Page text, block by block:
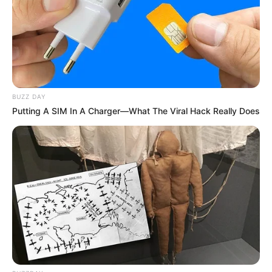
dengan Joshua Suherman, Brandon Salim, Tutus Thomson, dan
lain-lain.
Baca: Biodata, Profil, dan Fakta Apriyani Rahayu
(foto:instagram/moektito)
BUZZ DAY
Putting A SIM In A Charger—What The Viral Hack Really Does